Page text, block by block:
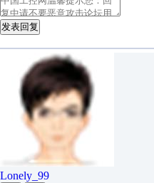
发表回复
Lonely_99